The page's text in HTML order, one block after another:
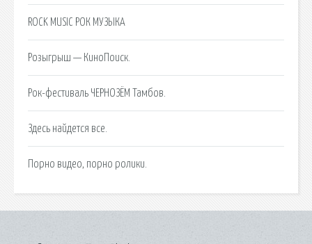
ROCK MUSIC РОК МУЗЫКА
Розыгрыш — КиноПоиск.
Рок-фестиваль ЧЕРНОЗЁМ Тамбов.
Здесь найдется все.
Порно видео, порно ролики.